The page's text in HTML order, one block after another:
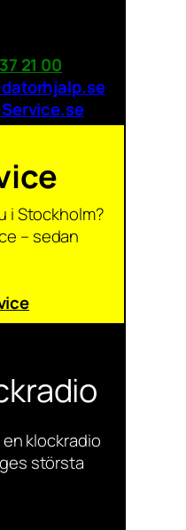
21 00
i Stockholm?
– sedan
klockradio
största